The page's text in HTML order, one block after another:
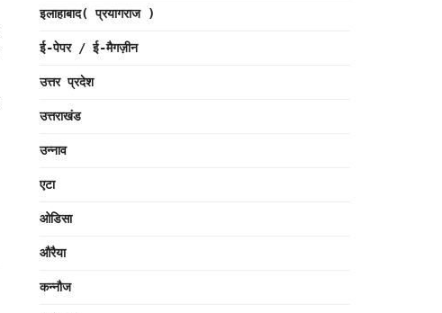
इलाहाबाद( प्रयागराज )
ई-पेपर / ई-मैगज़ीन
उत्तर प्रदेश
उत्तराखंड
उन्नाव
एटा
ओडिसा
औरैया
कन्नौज